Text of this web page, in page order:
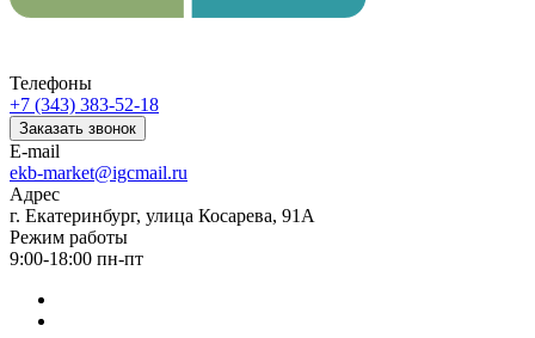
Телефоны
+7 (343) 383-52-18
Заказать звонок
E-mail
ekb-market@igcmail.ru
Адрес
г. Екатеринбург, улица Косарева, 91А
Режим работы
9:00-18:00 пн-пт